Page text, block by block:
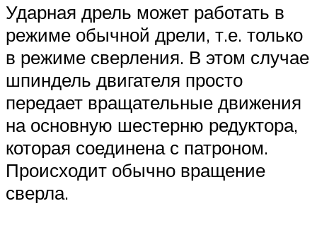
Ударная дрель может работать в
режиме обычной дрели, т.е. только
в режиме сверления. В этом случае
шпиндель двигателя просто
передает вращательные движения
на основную шестерню редуктора,
которая соединена с патроном.
Происходит обычно вращение
сверла.